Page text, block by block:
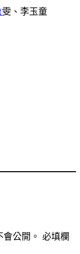
雯、李玉童
公開。 必填欄